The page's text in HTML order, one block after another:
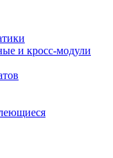
и кросс-модули